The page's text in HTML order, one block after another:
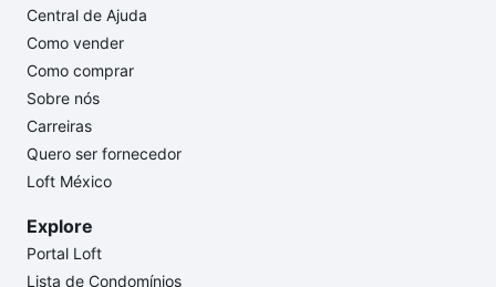
Central de Ajuda
Como vender
Como comprar
Sobre nós
Carreiras
Quero ser fornecedor
Loft México
Explore
Portal Loft
Lista de Condomínios